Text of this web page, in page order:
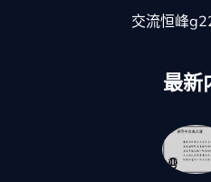
交流恒峰
最新